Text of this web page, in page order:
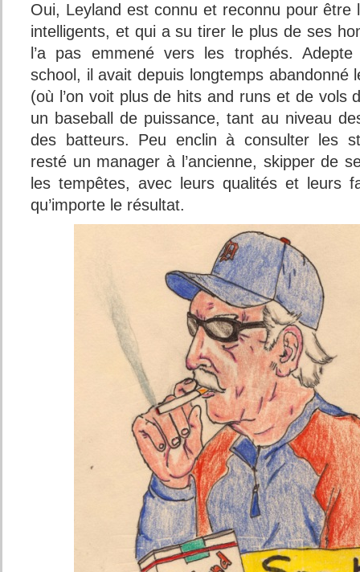
Oui, Leyland est connu et reconnu pour être
intelligents, et qui a su tirer le plus de ses
l’a pas emmené vers les trophés.
school, il avait depuis longtemps abandonné
(où l’on voit plus de hits and runs et de vols
un baseball de puissance, tant au niveau
des batteurs. Peu enclin à consulter les
resté un manager à l’ancienne, skipper de
les tempêtes, avec leurs qualités et leurs
qu’importe le résultat.